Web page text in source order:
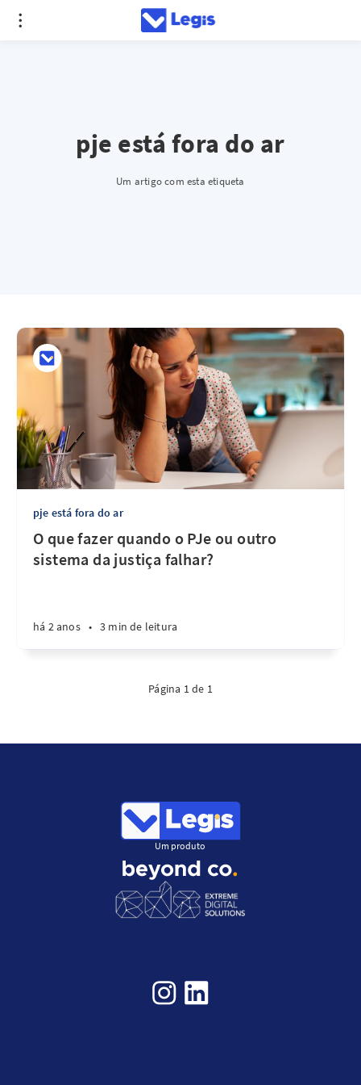
pje está fora do ar
Um artigo com esta etiqueta
pje está fora do ar
O que fazer quando o PJe ou outro
sistema da justiça falhar?
há 2 anos • 3 min de leitura
Página 1 de 1
Um produto